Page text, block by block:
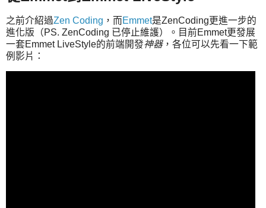
之前介紹過Zen Coding ，而Emmet是ZenCoding更進一步的
進化版（PS. ZenCoding 已停止維護）。目前Emmet更發展
一套Emmet LiveStyle的前端開發神器，各位可以先看一下範
例影片：